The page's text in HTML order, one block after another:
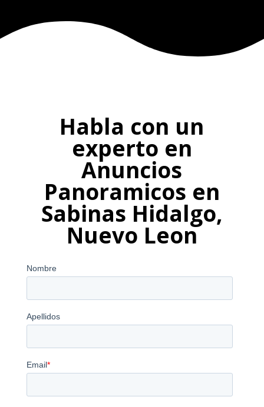
Habla con un
experto en
Anuncios
Panoramicos en
Sabinas Hidalgo,
Nuevo Leon